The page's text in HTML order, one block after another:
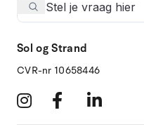
Sol og Strand
CVR-nr 10658446